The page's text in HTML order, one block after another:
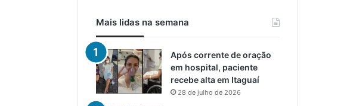
Mais lidas na semana
Após corrente de oração
em hospital, paciente
recebe alta em Itaguaí
28 de julho de 2026